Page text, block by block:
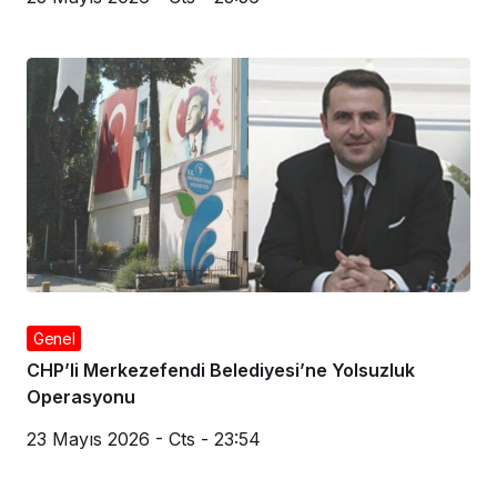
Genel
örgütü liderinin kardeşi Pendik’te yakalandı
23 Mayıs 2026 - Cts - 23:56
Genel